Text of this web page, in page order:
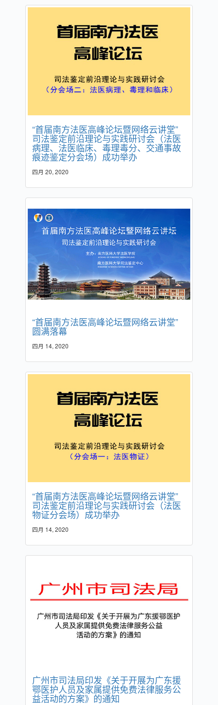
“首届南方法医高峰论坛暨网络云讲堂”
司法鉴定前沿理论与实践研讨会（法医
病理、法医临床、毒理毒分、交通事故
痕迹鉴定分会场）成功举办
四月 20, 2020
“首届南方法医高峰论坛暨网络云讲堂”
圆满落幕
四月 14, 2020
“首届南方法医高峰论坛暨网络云讲堂”
司法鉴定前沿理论与实践研讨会（法医
物证分会场）成功举办
四月 14, 2020
广州市司法局印发《关于开展为广东援
鄂医护人员及家属提供免费法律服务公
益活动的方案》的通知